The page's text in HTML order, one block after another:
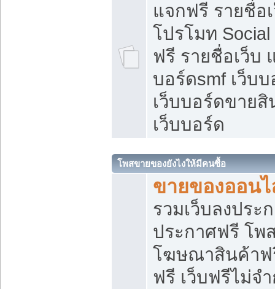
แจกฟรี รายชื่อ
โปรโมท
ฟรี รายชื่อเว็บ
บอร์ดsmf เว็บ
เว็บบอร์ดขาย
เว็บบอร์ด
โพสขายของยังไงให้มีคนซื้อ
ขายของออน
รวมเว็บลงประ
ประกาศฟรี โพ
โฆษณาสินค้าฟ
ฟรี เว็บฟรีไม่จ